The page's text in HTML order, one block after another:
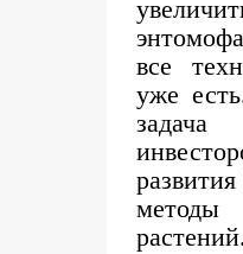
все
уже
растений.